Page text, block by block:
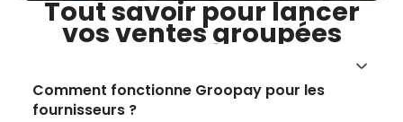
Tout savoir pour lancer
vos ventes groupées
Comment fonctionne Groopay pour les
fournisseurs ?